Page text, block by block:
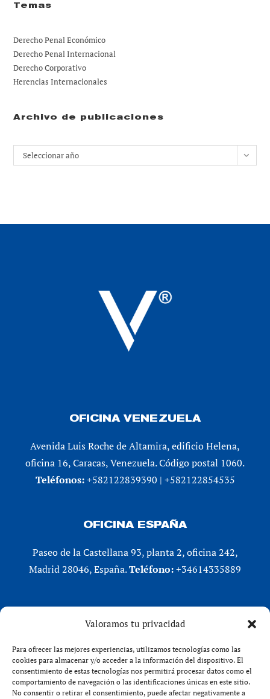
Valoramos tu privacidad
Para ofrecer las mejores experiencias, utilizamos tecnologías como las
cookies para almacenar y/o acceder a la información del dispositivo. El
consentimiento de estas tecnologías nos permitirá procesar datos como el
comportamiento de navegación o las identificaciones únicas en este sitio.
No consentir o retirar el consentimiento, puede afectar negativamente a
Temas
Derecho Penal Económico
Derecho Penal Internacional
Derecho Corporativo
Herencias Internacionales
Archivo de publicaciones
Archivos
Seleccionar año
OFICINA VENEZUELA
Avenida Luis Roche de Altamira, edificio Helena,
oficina 16, Caracas, Venezuela. Código postal 1060.
Teléfonos:+582122839390 | +582122854535
OFICINA ESPAÑA
Paseo de la Castellana 93, planta 2, oficina 242,
Madrid 28046, España.Teléfono:+34614335889
X (Twitter)
Instagram
Facebook